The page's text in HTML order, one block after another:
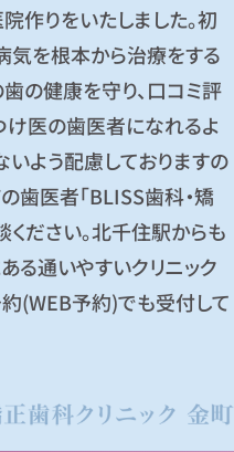
作りをいたしました。初
気を根本から治療をする
の健康を守り、口コミ評
医の歯医者になれるよ
いよう配慮しておりますの
歯医者「BLISS歯科・矯
ください。北千住駅からも
る通いやすいクリニック
約(WEB予約)でも受付して